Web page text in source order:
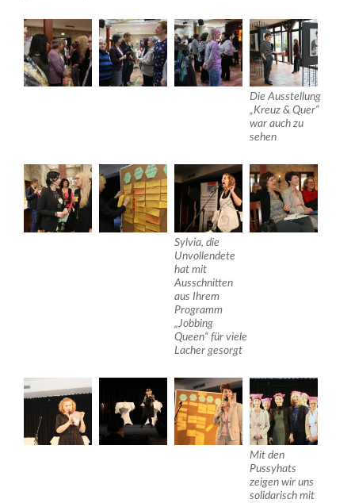
Die Ausstellung
„Kreuz & Quer“
war auch zu
sehen
Sylvia, die
Unvollendete
hat mit
Ausschnitten
aus Ihrem
Programm
„Jobbing
Queen“ für viele
Lacher gesorgt
Mit den
Pussyhats
zeigen wir uns
solidarisch mit